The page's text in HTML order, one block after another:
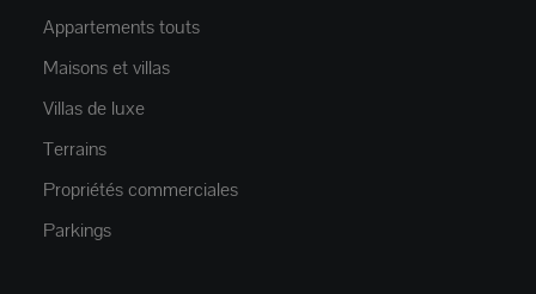
Appartements touts
Maisons et villas
Villas de luxe
Terrains
Propriétés commerciales
Parkings